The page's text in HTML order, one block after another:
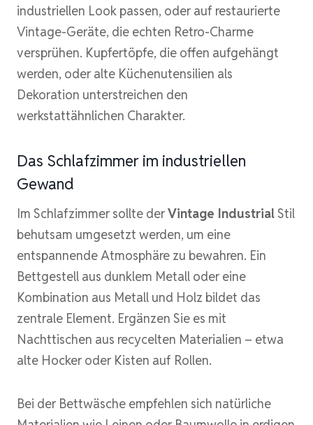
industriellen Look passen, oder auf restaurierte
Vintage-Geräte, die echten Retro-Charme
versprühen. Kupfertöpfe, die offen aufgehängt
werden, oder alte Küchenutensilien als
Dekoration unterstreichen den
werkstattähnlichen Charakter.
Das Schlafzimmer im industriellen
Gewand
Im Schlafzimmer sollte derVintage Industrial Stil
behutsam umgesetzt werden, um eine
entspannende Atmosphäre zu bewahren. Ein
Bettgestell aus dunklem Metall oder eine
Kombination aus Metall und Holz bildet das
zentrale Element. Ergänzen Sie es mit
Nachttischen aus recycelten Materialien – etwa
alte Hocker oder Kisten auf Rollen.
Bei der Bettwäsche empfehlen sich natürliche